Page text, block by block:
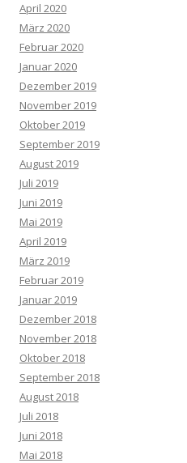
April 2020
März 2020
Februar 2020
Januar 2020
Dezember 2019
November 2019
Oktober 2019
September 2019
August 2019
Juli 2019
Juni 2019
Mai 2019
April 2019
März 2019
Februar 2019
Januar 2019
Dezember 2018
November 2018
Oktober 2018
September 2018
August 2018
Juli 2018
Juni 2018
Mai 2018